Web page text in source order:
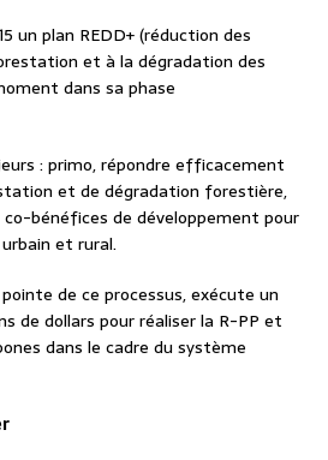
un plan REDD+ (réduction des
et à la dégradation des
dans sa phase
: primo, répondre efficacement
et de dégradation forestière,
bénéfices de développement pour
et rural.
de ce processus, exécute un
de dollars pour réaliser la R-PP et
dans le cadre du système